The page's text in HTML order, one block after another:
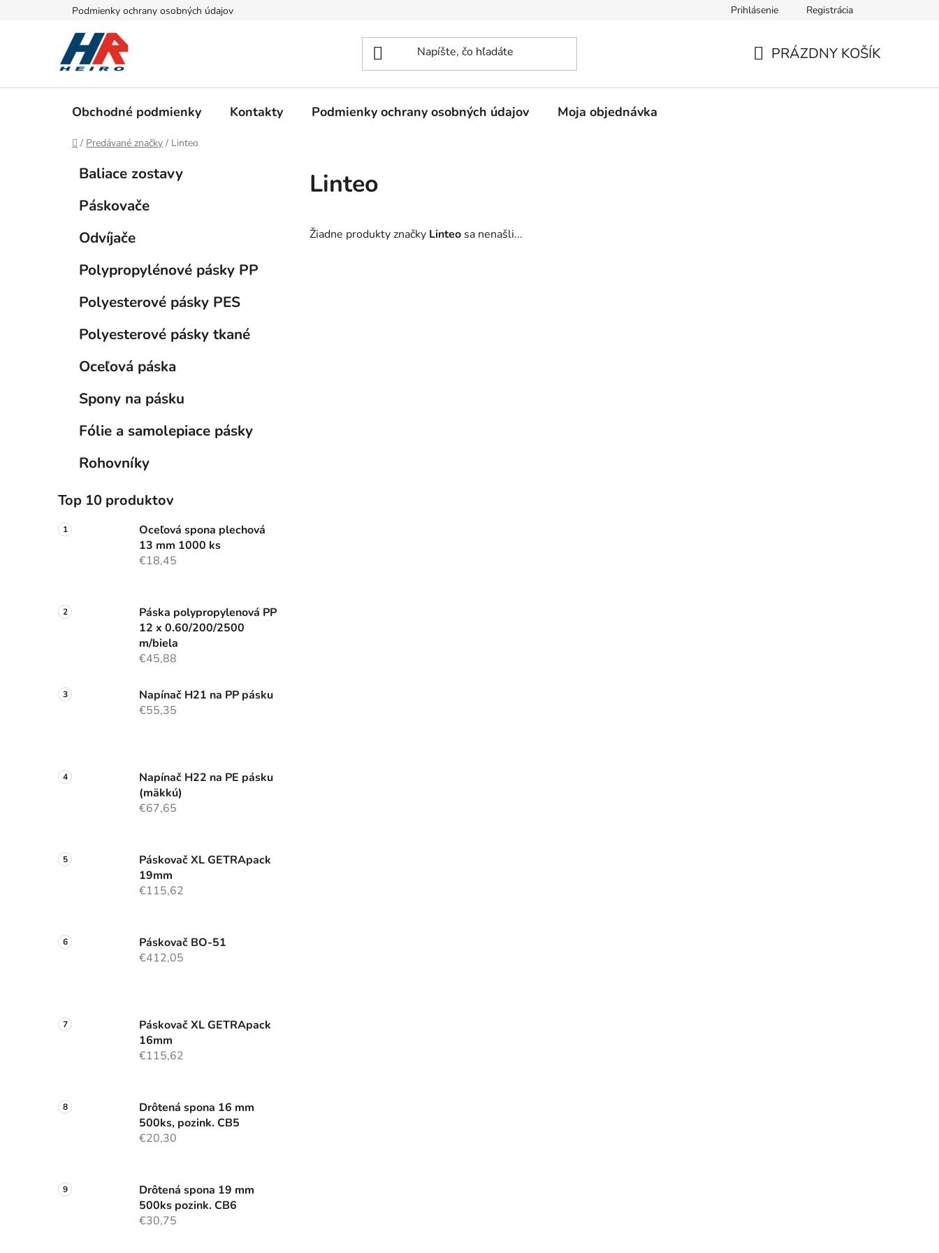
Podmienky ochrany osobných údajov Prihlásenie Registrácia
PRÁZDNY KOŠÍK
Obchodné podmienky Kontakty Podmienky ochrany osobných údajov Moja objednávka
Domov
/ Predávané značky / Linteo
Preskočiť
kategórie
Baliace zostavy
Páskovače
Odvíjače
Polypropylénové pásky PP
Polyesterové pásky PES
Polyesterové pásky tkané
Oceľová páska
Spony na pásku
Fólie a samolepiace pásky
Rohovníky
Top 10 produktov
Oceľová spona plechová
13 mm 1000 ks
€18,45
Páska polypropylenová PP
12 x 0.60/200/2500
m/biela
€45,88
Napínač H21 na PP pásku
€55,35
Napínač H22 na PE pásku
(mäkkú)
€67,65
Páskovač XL GETRApack
19mm
€115,62
Páskovač BO-51
€412,05
Páskovač XL GETRApack
16mm
€115,62
Drôtená spona 16 mm
500ks, pozink. CB5
€20,30
Drôtená spona 19 mm
500ks pozink. CB6
€30,75
Linteo
Žiadne produkty značky Linteo sa nenašli...